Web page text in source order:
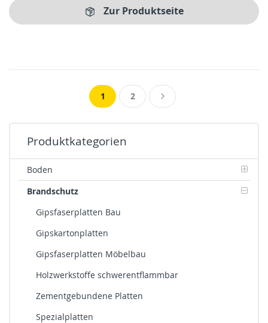
Zur Produktseite
SeiteSie lesen gerade Seite
1
Seite
2
Seite
Weiter
Produktkategorien
Boden
Brandschutz
Gipsfaserplatten Bau
Gipskartonplatten
Gipsfaserplatten Möbelbau
Holzwerkstoffe schwerentflammbar
Zementgebundene Platten
Spezialplatten